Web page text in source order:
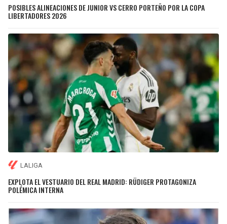
POSIBLES ALINEACIONES DE JUNIOR VS CERRO PORTEÑO POR LA COPA
LIBERTADORES 2026
LALIGA
EXPLOTA EL VESTUARIO DEL REAL MADRID: RÜDIGER PROTAGONIZA
POLÉMICA INTERNA